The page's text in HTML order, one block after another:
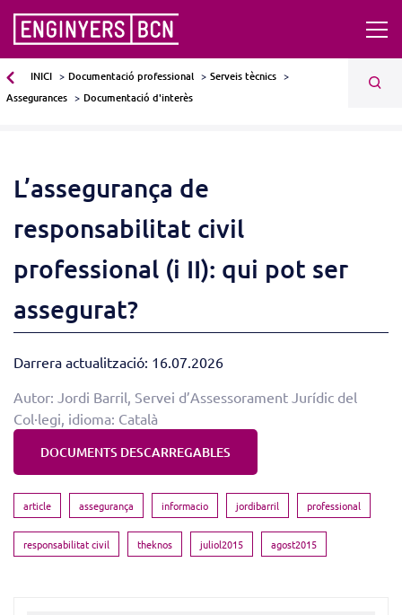
INICI Documentació professional
Serveis tècnics
Assegurances
Documentació d'interès
L’assegurança de
responsabilitat civil
professional (i II): qui pot ser
assegurat?
Darrera actualització: 16.07.2026
Autor: Jordi Barril, Servei d’Assessorament Jurídic del
Col·legi, idioma: Català
DOCUMENTS DESCARREGABLES
article assegurança informacio jordibarril professional
responsabilitat civil theknos juliol2015 agost2015